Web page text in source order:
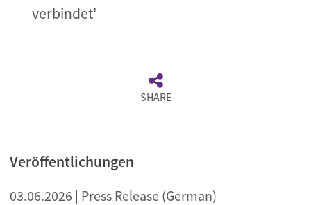
verbindet'
SHARE
Veröffentlichungen
03.06.2026 | Press Release (German)